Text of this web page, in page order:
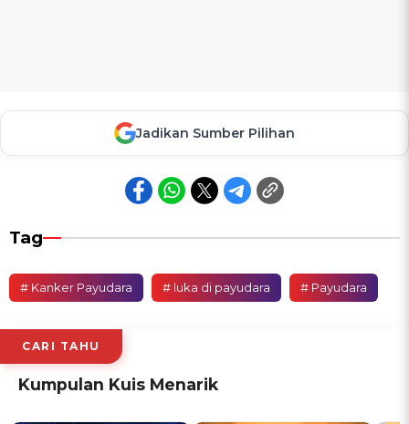
Jadikan Sumber Pilihan
Tag
# Kanker Payudara # luka di payudara # Payudara
CARI TAHU
Kumpulan Kuis Menarik